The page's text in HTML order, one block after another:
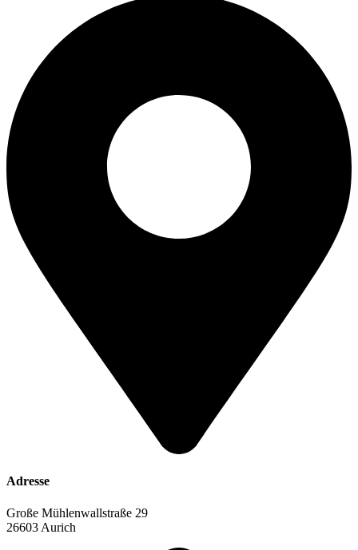
Adresse
Große Mühlenwallstraße 29
26603 Aurich